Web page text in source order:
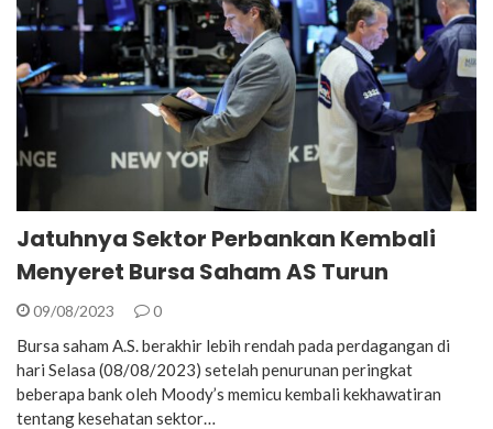
Jatuhnya Sektor Perbankan Kembali
Menyeret Bursa Saham AS Turun
09/08/2023 0
Bursa saham A.S. berakhir lebih rendah pada perdagangan di
hari Selasa (08/08/2023) setelah penurunan peringkat
beberapa bank oleh Moody’s memicu kembali kekhawatiran
tentang kesehatan sektor…